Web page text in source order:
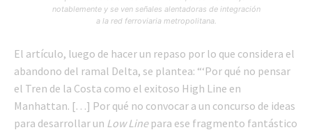
notablemente y se ven señales alentadoras de integración
a la red ferroviaria metropolitana.
El artículo, luego de hacer un repaso por lo que considera el
abandono del ramal Delta, se plantea: “‘Por qué no pensar
el Tren de la Costa como el exitoso High Line en
Manhattan. […] Por qué no convocar a un concurso de ideas
para desarrollar un Low Linepara ese fragmento fantástico